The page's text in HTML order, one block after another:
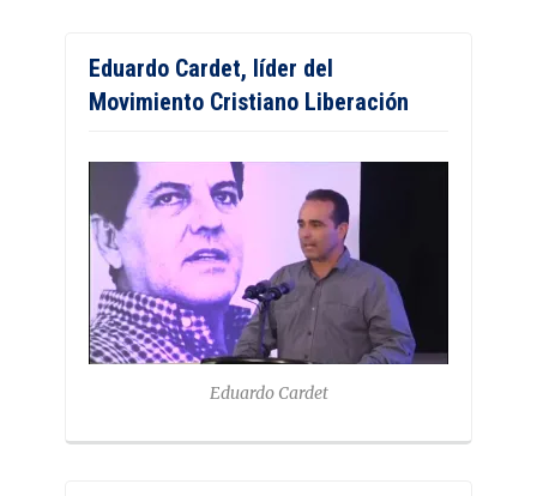
Eduardo Cardet, líder del
Movimiento Cristiano Liberación
Eduardo Cardet